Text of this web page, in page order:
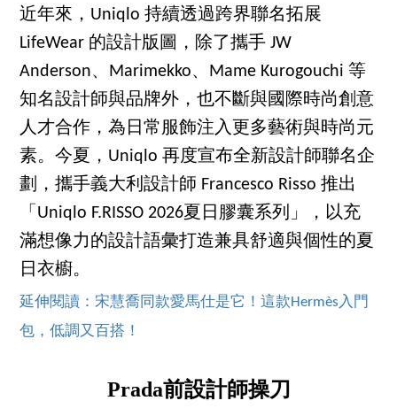
近年來，Uniqlo 持續透過跨界聯名拓展
LifeWear 的設計版圖，除了攜手 JW
Anderson、Marimekko、Mame Kurogouchi 等
知名設計師與品牌外，也不斷與國際時尚創意
人才合作，為日常服飾注入更多藝術與時尚元
素。今夏，Uniqlo 再度宣布全新設計師聯名企
劃，攜手義大利設計師 Francesco Risso 推出
「Uniqlo F.RISSO 2026夏日膠囊系列」，以充
滿想像力的設計語彙打造兼具舒適與個性的夏
日衣櫥。
延伸閱讀：宋慧喬同款愛馬仕是它！這款Hermès入門
包，低調又百搭！
Prada前設計師操刀